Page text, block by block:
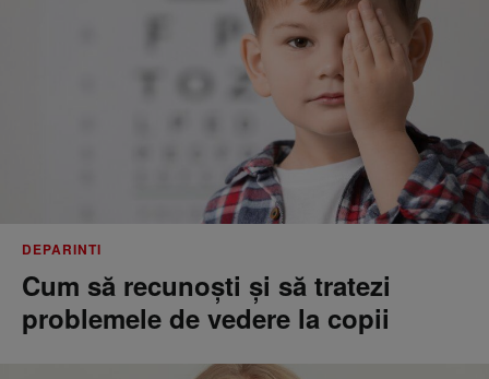
DEPARINTI
Cum să recunoști și să tratezi
problemele de vedere la copii